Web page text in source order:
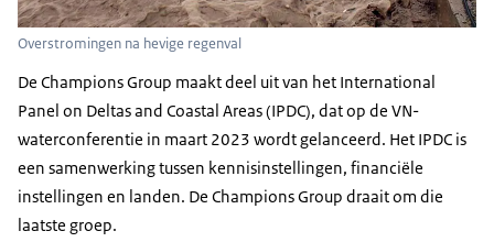
Overstromingen na hevige regenval
De Champions Group maakt deel uit van het International
Panel on Deltas and Coastal Areas (IPDC), dat op de VN-
waterconferentie in maart 2023 wordt gelanceerd. Het IPDC is
een samenwerking tussen kennisinstellingen, financiële
instellingen en landen. De Champions Group draait om die
laatste groep.